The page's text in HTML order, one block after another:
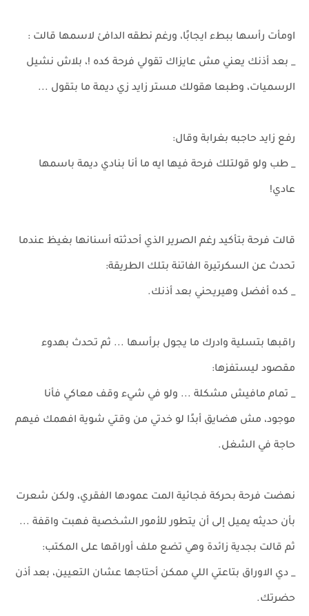
اومأت رأسها ببطء ايجابًا، ورغم نطقه الدافئ لاسمها قالت :
_ بعد أذنك يعني مش عايزاك تقولي فرحة كده !، بلاش نشيل
الرسميات، وطبعا هقولك مستر زايد زي ديمة ما بتقول ...
رفع زايد حاجبه بغرابة وقال:
_ طب ولو قولتلك فرحة فيها ايه ما أنا بنادي ديمة باسمها
عادي!
قالت فرحة بتأكيد رغم الصرير الذي أحدثته أسنانها بغيظ عندما
تحدث عن السكرتيرة الفاتنة بتلك الطريقة:
_ كده أفضل وهيريحني بعد أذنك.
راقبها بتسلية وادرك ما يجول برأسها ... ثم تحدث بهدوء
مقصود ليستفزها:
_ تمام مافيش مشكلة ... ولو في شيء وقف معاكي فأنا
موجود، مش هضايق أبدًا لو خدتي من وقتي شوية افهمك فيهم
حاجة في الشغل.
نهضت فرحة بحركة فجائية المت عمودها الفقري، ولكن شعرت
بأن حديثه يميل إلى أن يتطور للأمور الشخصية فهبت واقفة ...
ثم قالت بجدية زائدة وهي تضع ملف أوراقها على المكتب:
_ دي الاوراق بتاعتي اللي ممكن أحتاجها عشان التعيين، بعد أذن
حضرتك.